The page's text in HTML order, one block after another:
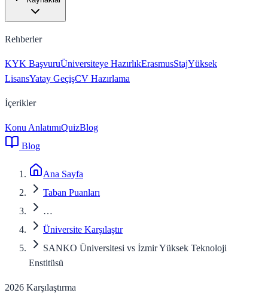
Rehberler
KYK BaşvuruÜniversiteye HazırlıkErasmusStajYüksek
LisansYatay GeçişCV Hazırlama
İçerikler
Konu AnlatımıQuizBlog
Blog
Ana Sayfa
Taban Puanları
…
Üniversite Karşılaştır
SANKO Üniversitesi vs İzmir Yüksek Teknoloji
Enstitüsü
2026 Karşılaştırma